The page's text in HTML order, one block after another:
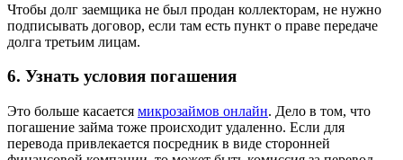
Чтобы долг заемщика не был продан коллекторам, не нужно
подписывать договор, если там есть пункт о праве передаче
долга третьим лицам.
6. Узнать условия погашения
Это больше касается микрозаймов онлайн. Дело в том, что
погашение займа тоже происходит удаленно. Если для
перевода привлекается посредник в виде сторонней